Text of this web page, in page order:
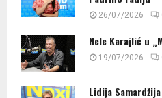
Thumbnail
14
Thumbnail
RK...
15
psiholog,
26/07/2026
Nele Karajlić u
19/07/2026
Lidija